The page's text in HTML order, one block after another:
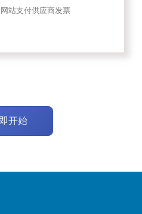
站支付供应商发票
开始